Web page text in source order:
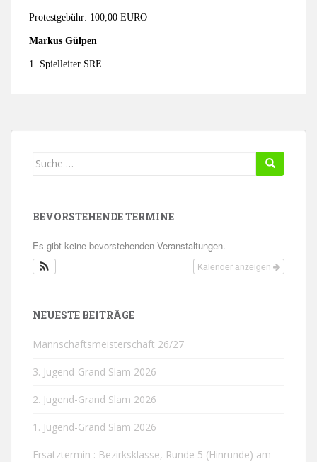
Protestgebühr: 100,00 EURO
Markus Gülpen
1. Spielleiter SRE
Suche
BEVORSTEHENDE TERMINE
Es gibt keine bevorstehenden Veranstaltungen.
Kalender anzeigen
NEUESTE BEITRÄGE
Mannschaftsmeisterschaft 26/27
3. Jugend-Grand Slam 2026
2. Jugend-Grand Slam 2026
1. Jugend-Grand Slam 2026
Ersatztermin : Bezirksklasse, Runde 5 (Hinrunde) am